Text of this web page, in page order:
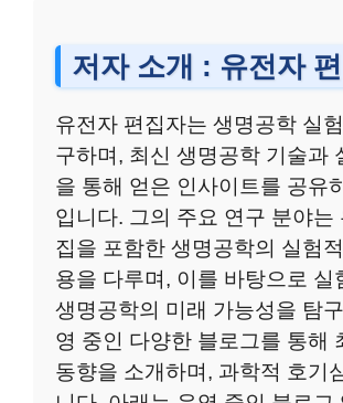
저자 소개 : 유전자
유전자 편집자는 생명공학 실
구하며, 최신 생명공학 기술과
을 통해 얻은 인사이트를 공유
입니다. 그의 주요 연구 분야는
집을 포함한 생명공학의 실험
용을 다루며, 이를 바탕으로 실
생명공학의 미래 가능성을 탐
영 중인 다양한 블로그를 통해
동향을 소개하며, 과학적 호기